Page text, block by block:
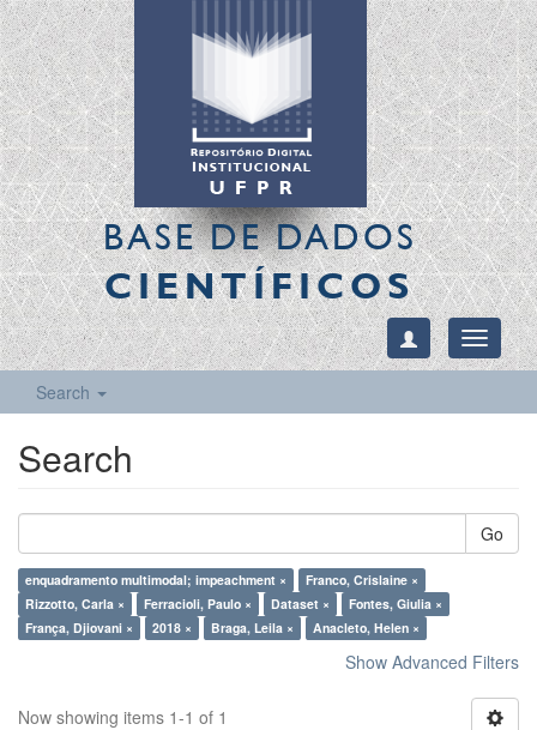
BASE DE DADOS
CIENTÍFICOS
Toggle
Search
Search
Go
enquadramento multimodal; impeachment ×
Franco, Crislaine ×
Rizzotto, Carla ×
Ferracioli, Paulo × Dataset ×
Fontes, Giulia ×
França, Djiovani ×
2018 × Braga, Leila × Anacleto, Helen ×
Show Advanced Filters
Now showing items 1-1 of 1